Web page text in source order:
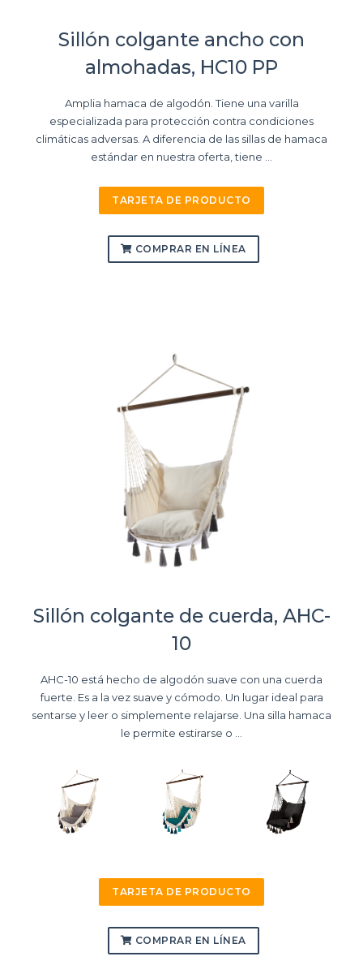
Sillón colgante ancho con
almohadas, HC10 PP
Amplia hamaca de algodón. Tiene una varilla
especializada para protección contra condiciones
climáticas adversas. A diferencia de las sillas de hamaca
estándar en nuestra oferta, tiene ...
TARJETA DE PRODUCTO
COMPRAR EN LÍNEA
Sillón colgante de cuerda, AHC-
10
AHC-10 está hecho de algodón suave con una cuerda
fuerte. Es a la vez suave y cómodo. Un lugar ideal para
sentarse y leer o simplemente relajarse. Una silla hamaca
le permite estirarse o ...
TARJETA DE PRODUCTO
COMPRAR EN LÍNEA